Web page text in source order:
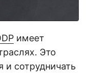
имеет
Это
и сотрудничать